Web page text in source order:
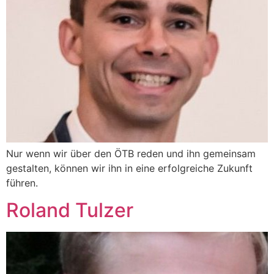
Nur wenn wir über den ÖTB reden und ihn gemeinsam
gestalten, können wir ihn in eine erfolgreiche Zukunft
führen.
Roland Tulzer